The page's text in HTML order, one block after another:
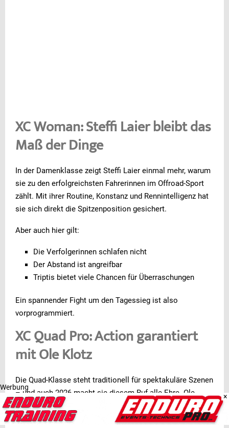
XC Woman: Steffi Laier bleibt das
Maß der Dinge
In der Damenklasse zeigt Steffi Laier einmal mehr, warum
sie zu den erfolgreichsten Fahrerinnen im Offroad-Sport
zählt. Mit ihrer Routine, Konstanz und Rennintelligenz hat
sie sich direkt die Spitzenposition gesichert.
Aber auch hier gilt:
Die Verfolgerinnen schlafen nicht
Der Abstand ist angreifbar
Triptis bietet viele Chancen für Überraschungen
Ein spannender Fight um den Tagessieg ist also
vorprogrammiert.
XC Quad Pro: Action garantiert
mit Ole Klotz
Die Quad-Klasse steht traditionell für spektakuläre Szenen
– und auch 2026 macht sie diesem Ruf alle Ehre. Ole
Klotz hat sich nach einem starken Auftakt an die Spitze
gesetzt und geht als Führender ins Rennen.
Werbung
×